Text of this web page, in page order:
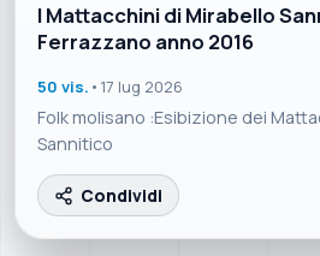
I Mattacchini di Mirabello
Ferrazzano anno 2016
50 vis. • 17 lug 2026
Folk molisano :Esibizione dei
Sannitico
Condividi